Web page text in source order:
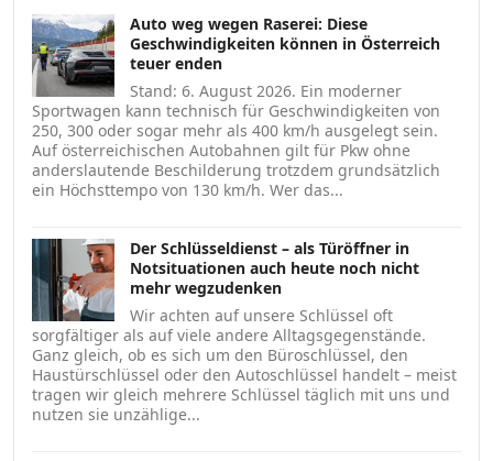
Auto weg wegen Raserei: Diese
Geschwindigkeiten können in Österreich
teuer enden
Stand: 6. August 2026. Ein moderner
Sportwagen kann technisch für Geschwindigkeiten von
250, 300 oder sogar mehr als 400 km/h ausgelegt sein.
Auf österreichischen Autobahnen gilt für Pkw ohne
anderslautende Beschilderung trotzdem grundsätzlich
ein Höchsttempo von 130 km/h. Wer das...
Der Schlüsseldienst – als Türöffner in
Notsituationen auch heute noch nicht
mehr wegzudenken
Wir achten auf unsere Schlüssel oft
sorgfältiger als auf viele andere Alltagsgegenstände.
Ganz gleich, ob es sich um den Büroschlüssel, den
Haustürschlüssel oder den Autoschlüssel handelt – meist
tragen wir gleich mehrere Schlüssel täglich mit uns und
nutzen sie unzählige...